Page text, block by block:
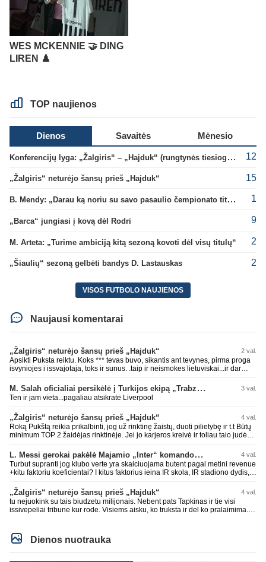
WES MCKENNIE 🤝 DING
LIREN ♟️
TOP naujienos
Dienos Savaitės Mėnesio
Konferencijų lyga: „Žalgiris“ – „Hajduk“ (rungtynės tiesiogiai) 12
„Žalgiris“ neturėjo šansų prieš „Hajduk“ 15
B. Mendy: „Darau ką noriu su savo pasaulio čempionato titulu“ 1
„Barca“ jungiasi į kovą dėl Rodri 9
M. Arteta: „Turime ambiciją kitą sezoną kovoti dėl visų titulų“ 2
„Šiaulių“ sezoną gelbėti bandys D. Lastauskas 2
VISOS FUTBOLO NAUJIENOS
Naujausi komentarai
„Žalgiris“ neturėjo šansų prieš „Hajduk“ 2 val.
Apsikti Puksta reiktu. Koks *** tevas buvo, sikantis ant tevynes, pirma proga
isvyniojes i issvajotaja, toks ir sunus. .taip ir neismokes lietuviskai...ir dar
laurynas ikalbins
M. Salah oficialiai persikėlė į Turkijos ekipą „Trabzonspor“ 3 val.
Ten ir jam vieta...pagaliau atsikratė Liverpool
„Žalgiris“ neturėjo šansų prieš „Hajduk“ 4 val.
Roką Pukštą reikia prikalbinti, jog už rinktinę žaistų, duoti pilietybę ir t.t Būtų
minimum TOP 2 žaidėjas rinktinėje. Jei jo karjeros kreivė ir toliau taio judės,
L. Messi gerokai pakėlė Majamio „Inter“ komandos vertę 4 val.
Turbut supranti jog klubo verte yra skaiciuojama butent pagal metini revenue
+kitu faktoriu koeficientai? I kitus faktorius ieina IR skola, IR stadiono dydis,
puikiausiai sugeneravo rekordini 1.1B revenue, kas stipriai prisidejo prie
milzinisko klubo vertes suoli siemet. Be to, tie 200 pamineti cia yra visiskai
on-point, jeigu jau musu mylimas D. prasneko apie klubo vertes kelima, arba
CR atveju - numusima.
„Žalgiris“ neturėjo šansų prieš „Hajduk“ 4 val.
tu nejuokink su tais biudzetu milijonais. Nebent pats Tapkinas ir tie visi
issivepeliai tribune kur rode. Visiems aisku, ko truksta ir del ko pralaimima.
kasperunas nesusigaudys. Aciu, mercys, lauksim wilno grietineles
besivaipanciu itamet Konfu lygoje 20 tukst. stadione...jei makleriui tapinui
neatsibos sitas projektas
Dienos nuotrauka